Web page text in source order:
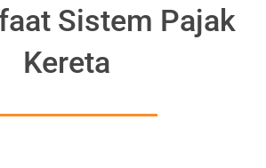
Sistem Pajak
Kereta